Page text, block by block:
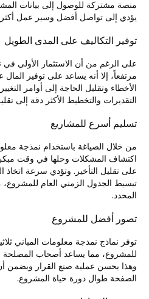
منصة مشتركة للوصول إلى بيانات
يؤدي إلى تواصل أفضل وسير عمل أكثر
توفير التكاليف على المدى الطويل
على الرغم من أن الاستثمار الأولي في
مرتفعاً، إلا أنه يساعد على توفير
الأخطاء وتقليل الحاجة إلى أوامر
التقديرات والتخطيط الأكثر دقة إلى
تسليم أسرع للمشاريع
من خلال الصياغة باستخدام نمذجة
اكتشاف المشكلات وحلها في وقت
على تقليل التأخير. وتؤدي سرعة اتخاذ
تبسيط الجدول الزمني العام
المحدد.
تصور أفضل للمشروع
توفر نماذج نمذجة معلومات المباني
للمشروع، مما يساعد أصحاب
وهذا يحسن عملية صنع القرار
الصفحة طوال دورة حياة المشروع.